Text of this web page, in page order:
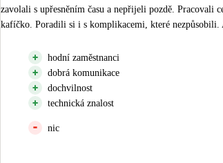
Rekuperace
zavolali s upřesněním času a nepřijeli pozdě. Pracovali
kafíčko. Poradili si i s komplikacemi, které nezpůsobili.
hodní zaměstnanci
dobrá komunikace
dochvilnost
technická znalost
nic